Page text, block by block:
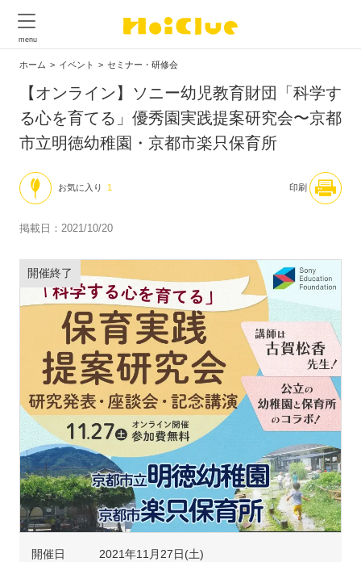
ホーム イベント セミナー・研修会
【オンライン】ソニー幼児教育財団「科学す
る心を育てる」優秀園実践提案研究会〜京都
市立明徳幼稚園・京都市楽只保育所
お気に入り 1 印刷
掲載日：2021/10/20
開催終了
開催日 2021年11月27日(土)